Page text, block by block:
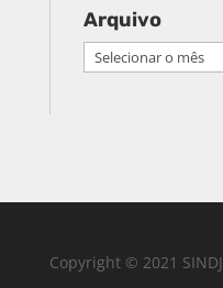
Arquivo
Arquivo
Copyright © 2021